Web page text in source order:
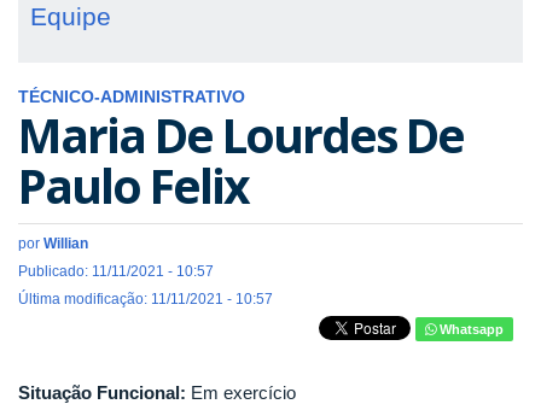
Equipe
TÉCNICO-ADMINISTRATIVO
Maria De Lourdes De
Paulo Felix
por Willian
Publicado: 11/11/2021 - 10:57
Última modificação: 11/11/2021 - 10:57
Whatsapp
Situação Funcional: Em exercício